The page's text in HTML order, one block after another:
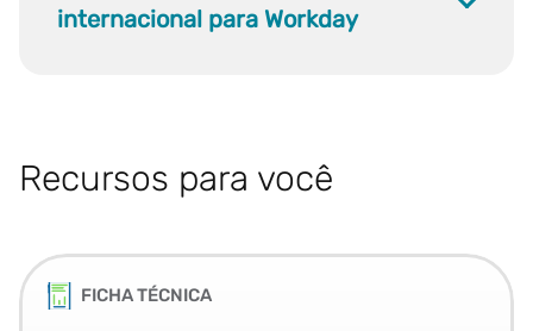
internacional para Workday
Recursos para você
FICHA TÉCNICA